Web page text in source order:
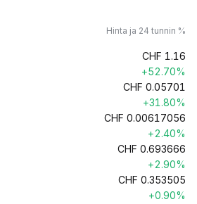
Hinta ja 24 tunnin %
CHF 1.16
+52.70%
CHF 0.05701
+31.80%
CHF 0.00617056
+2.40%
CHF 0.693666
+2.90%
CHF 0.353505
+0.90%